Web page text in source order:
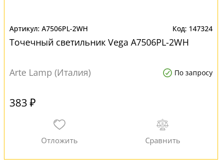
A7506PL-2WH 147324
Точечный светильник Vega A7506PL-2WH
Arte Lamp (Италия) По запросу
383 ₽